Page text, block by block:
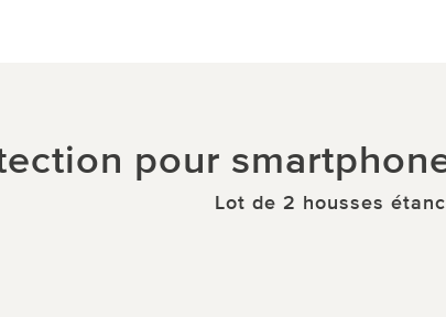
pour
Lot de 2 housses